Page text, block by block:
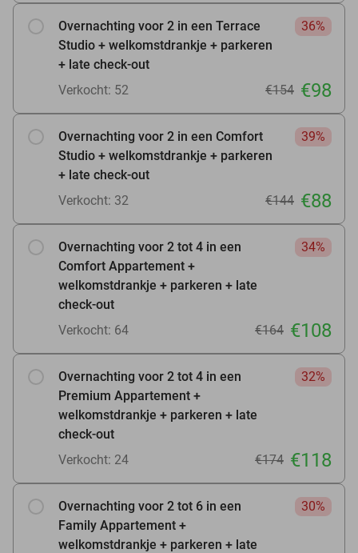
Overnachting voor 2 in een Terrace
Studio + welkomstdrankje + parkeren
+ late check-out
36%
Verkocht: 52 €154 €98
Overnachting voor 2 in een Comfort
Studio + welkomstdrankje + parkeren
+ late check-out
39%
Verkocht: 32 €144 €88
Overnachting voor 2 tot 4 in een
Comfort Appartement +
welkomstdrankje + parkeren + late
check-out
34%
Verkocht: 64 €164 €108
Overnachting voor 2 tot 4 in een
Premium Appartement +
welkomstdrankje + parkeren + late
check-out
32%
Verkocht: 24 €174 €118
Overnachting voor 2 tot 6 in een
Family Appartement +
welkomstdrankje + parkeren + late
30%